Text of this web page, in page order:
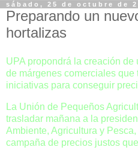
sábado, 25 de octubre de
Preparando un
hortalizas
UPA propondrá la creación
de márgenes comerciales que
iniciativas para conseguir
La Unión de Pequeños
trasladar mañana a la
Ambiente, Agricultura y
campaña de precios justos